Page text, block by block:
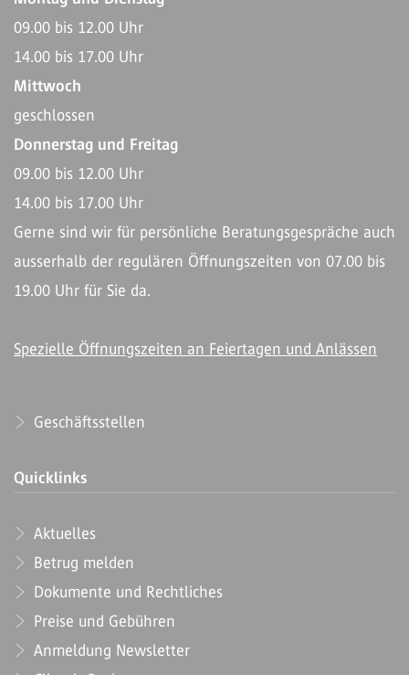
09.00 bis 12.00 Uhr
14.00 bis 17.00 Uhr
Mittwoch
geschlossen
Donnerstag und Freitag
09.00 bis 12.00 Uhr
14.00 bis 17.00 Uhr
Gerne sind wir für persönliche Beratungsgespräche auch
ausserhalb der regulären Öffnungszeiten von 07.00 bis
19.00 Uhr für Sie da.
Spezielle Öffnungszeiten an Feiertagen und Anlässen
Geschäftsstellen
Quicklinks
Aktuelles
Betrug melden
Dokumente und Rechtliches
Preise und Gebühren
Anmeldung Newsletter